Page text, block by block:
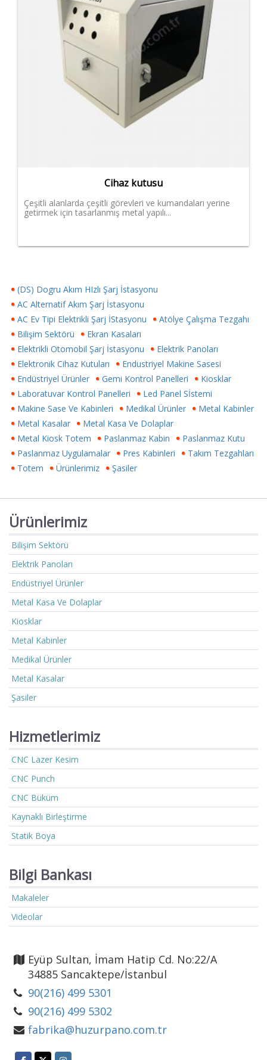
Cihaz kutusu
Çeşitli alanlarda çeşitli görevleri ve kumandaları yerine
getirmek için tasarlanmış metal yapılı...
(DS) Dogru Akım HIzlı Şarj İstasyonu
AC Alternatif Akım Şarj İstasyonu
AC Ev Tipi Elektrikli Şarj İStasyonu
Atölye Çalışma Tezgahı
Bilişim Sektörü
Ekran Kasaları
Elektrikli Otomobil Şarj İstasyonu
Elektrik Panoları
Elektronik Cihaz Kutuları
Endustriyel Makine Sasesi
Endüstriyel Ürünler
Gemi Kontrol Panelleri
Kiosklar
Laboratuvar Kontrol Panelleri
Led Panel Sİstemi
Makine Sase Ve Kabinleri
Medikal Ürünler
Metal Kabinler
Metal Kasalar
Metal Kasa Ve Dolaplar
Metal Kiosk Totem
Paslanmaz Kabin
Paslanmaz Kutu
Paslanmaz Uygulamalar
Pres Kabinleri
Takım Tezgahları
Totem
Ürünlerimiz Şasiler
Ürünlerimiz
Bilişim Sektörü
Elektrik Panoları
Endüstriyel Ürünler
Metal Kasa Ve Dolaplar
Kiosklar
Metal Kabinler
Medikal Ürünler
Metal Kasalar
Şasiler
Hizmetlerimiz
CNC Lazer Kesim
CNC Punch
CNC Büküm
Kaynaklı Birleştirme
Statik Boya
Bilgi Bankası
Makaleler
Videolar
Eyüp Sultan, İmam Hatip Cd. No:22/A
34885 Sancaktepe/İstanbul
90(216) 499 5301
90(216) 499 5302
fabrika@huzurpano.com.tr